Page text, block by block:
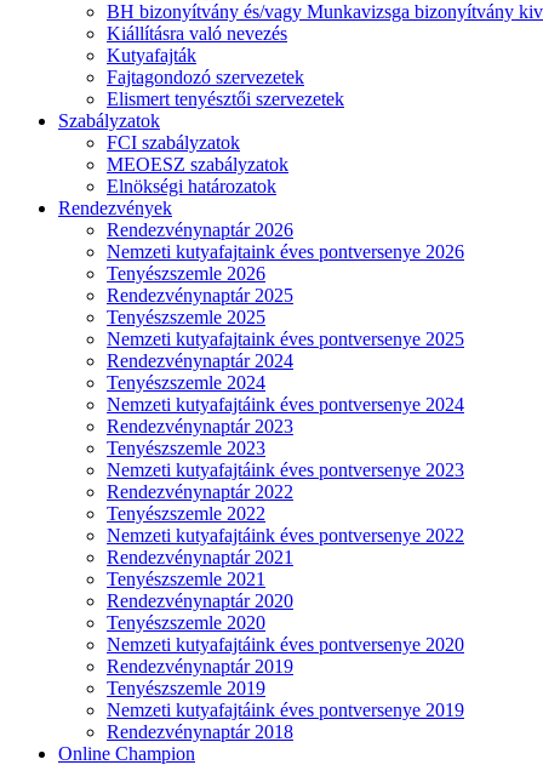
BH bizonyítvány és/vagy Munkavizsga bizonyítvány
Kiállításra való nevezés
Kutyafajták
Fajtagondozó szervezetek
Elismert tenyésztői szervezetek
Szabályzatok
FCI szabályzatok
MEOESZ szabályzatok
Elnökségi határozatok
Rendezvények
Rendezvénynaptár 2026
Nemzeti kutyafajtaink éves pontversenye 2026
Tenyészszemle 2026
Rendezvénynaptár 2025
Tenyészszemle 2025
Nemzeti kutyafajtaink éves pontversenye 2025
Rendezvénynaptár 2024
Tenyészszemle 2024
Nemzeti kutyafajtáink éves pontversenye 2024
Rendezvénynaptár 2023
Tenyészszemle 2023
Nemzeti kutyafajtáink éves pontversenye 2023
Rendezvénynaptár 2022
Tenyészszemle 2022
Nemzeti kutyafajtáink éves pontversenye 2022
Rendezvénynaptár 2021
Tenyészszemle 2021
Rendezvénynaptár 2020
Tenyészszemle 2020
Nemzeti kutyafajtáink éves pontversenye 2020
Rendezvénynaptár 2019
Tenyészszemle 2019
Nemzeti kutyafajtáink éves pontversenye 2019
Rendezvénynaptár 2018
Online Champion